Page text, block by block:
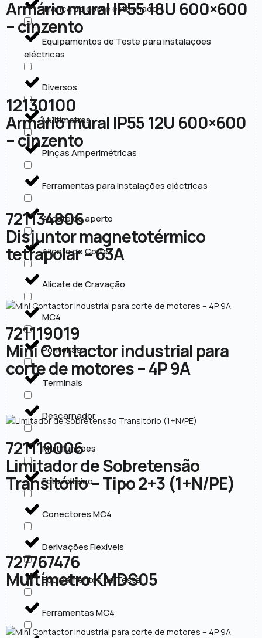
Trança de cobre estanhado
Equipamentos de Teste para instalações
eléctricas
Diversos
Multímetros
Pinças Amperimétricas
Ferramentas para instalações eléctricas
Alicate de aperto
Alicate de Corte
Alicate de Cravação
MC4
Ponteiras
Terminais
Descarnador
Multifunções
Fotovoltaico
Conectores MC4
Derivações Flexíveis
Equipamentos de Teste
Ferramentas MC4
Armário mural IP55 18U 600×600
– cinzento
12130100
Armário mural IP55 12U 600×600
– cinzento
721134806
Disjuntor magnetotérmico
tetrapolar – 63A
721119019
Mini Contactor industrial para
corte de motores – 4P 9A
721119006
Limitador de Sobretensão
Transitório – Tipo 2+3 (1+N/PE)
727767476
Multímetro KMDS05